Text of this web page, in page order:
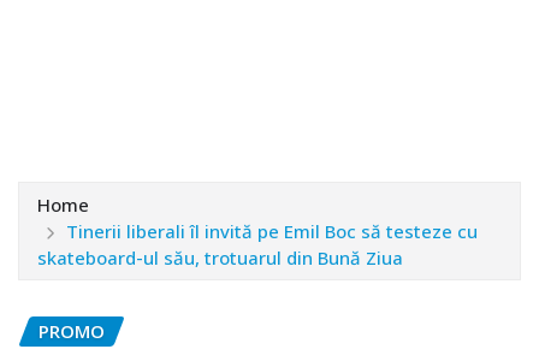
Home
Tinerii liberali îl invită pe Emil Boc să testeze cu
skateboard-ul său, trotuarul din Bună Ziua
PROMO